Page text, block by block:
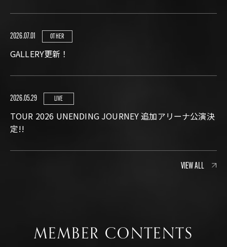
2026.07.01 OTHER
GALLERY更新！
2026.05.29 LIVE
TOUR 2026 UNENDING JOURNEY 追加アリーナ公演決
定!!
VIEW ALL
MEMBER CONTENTS